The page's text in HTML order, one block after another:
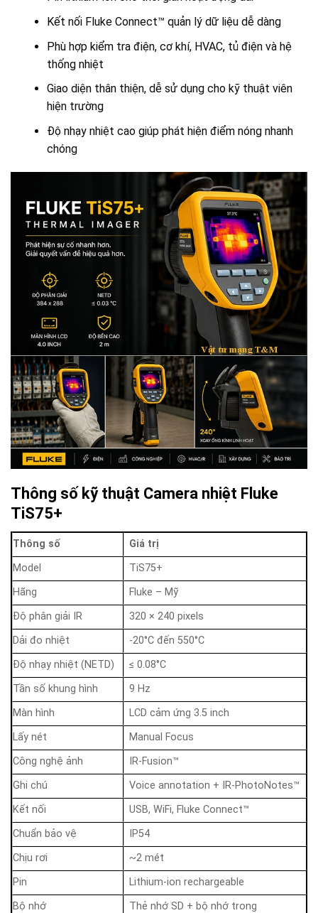
Kết nối Fluke Connect™ quản lý dữ liệu dễ dàng
Phù hợp kiểm tra điện, cơ khí, HVAC, tủ điện và hệ
thống nhiệt
Giao diện thân thiện, dễ sử dụng cho kỹ thuật viên
hiện trường
Độ nhạy nhiệt cao giúp phát hiện điểm nóng nhanh
chóng
Thông số kỹ thuật Camera nhiệt Fluke
TiS75+
Thông số
Giá trị
Model
TiS75+
Hãng
Fluke – Mỹ
Độ phân giải IR
320 × 240 pixels
Dải đo nhiệt
-20°C đến 550°C
Độ nhạy nhiệt (NETD)
≤ 0.08°C
Tần số khung hình
9 Hz
Màn hình
LCD cảm ứng 3.5 inch
Lấy nét
Manual Focus
Công nghệ ảnh
IR-Fusion™
Ghi chú
Voice annotation + IR-PhotoNotes™
Kết nối
USB, WiFi, Fluke Connect™
Chuẩn bảo vệ
IP54
Chịu rơi
~2 mét
Pin
Lithium-ion rechargeable
Bộ nhớ
Thẻ nhớ SD + bộ nhớ trong